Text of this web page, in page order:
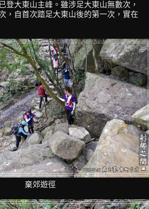
登大東山主峰。雖涉足大東山無數次，
，自首次踏足大東山後的第一次，實在
棄郊遊徑